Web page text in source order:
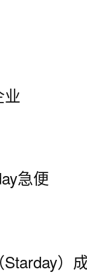
急便
）